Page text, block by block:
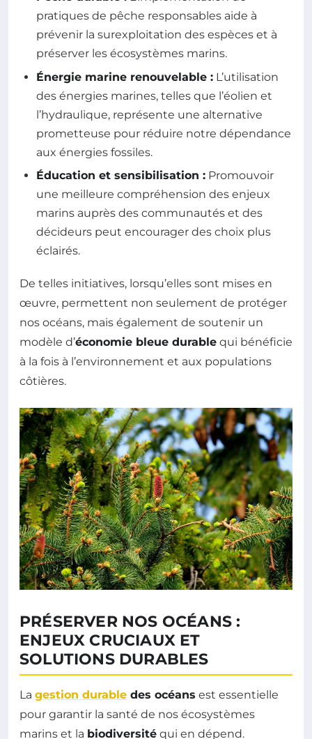
pratiques de pêche responsables aide à
prévenir la surexploitation des espèces et à
préserver les écosystèmes marins.
Énergie marine renouvelable : L’utilisation
des énergies marines, telles que l’éolien et
l’hydraulique, représente une alternative
prometteuse pour réduire notre dépendance
aux énergies fossiles.
Éducation et sensibilisation : Promouvoir
une meilleure compréhension des enjeux
marins auprès des communautés et des
décideurs peut encourager des choix plus
éclairés.
De telles initiatives, lorsqu’elles sont mises en
œuvre, permettent non seulement de protéger
nos océans, mais également de soutenir un
modèle d’économie bleue durable qui bénéficie
à la fois à l’environnement et aux populations
côtières.
PRÉSERVER NOS OCÉANS :
ENJEUX CRUCIAUX ET
SOLUTIONS DURABLES
La gestion durable des océans est essentielle
pour garantir la santé de nos écosystèmes
marins et la biodiversité qui en dépend.